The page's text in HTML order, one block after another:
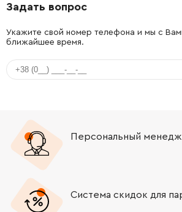
Задать вопрос
Укажите свой номер телефона и мы с
ближайшее время.
Персональный
Система скидок для